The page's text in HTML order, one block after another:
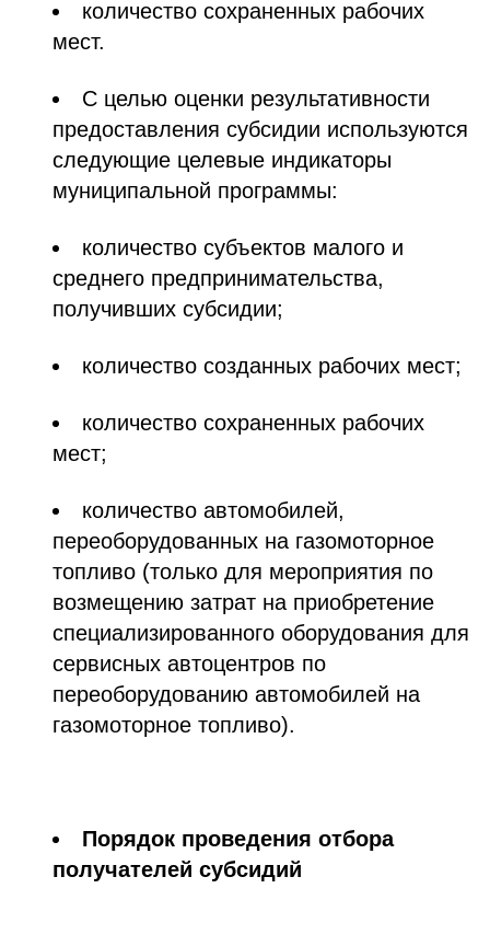
количество сохраненных рабочих
мест.
С целью оценки результативности
предоставления субсидии используются
следующие целевые индикаторы
муниципальной программы:
количество субъектов малого и
среднего предпринимательства,
получивших субсидии;
количество созданных рабочих мест;
количество сохраненных рабочих
мест;
количество автомобилей,
переоборудованных на газомоторное
топливо (только для мероприятия по
возмещению затрат на приобретение
специализированного оборудования для
сервисных автоцентров по
переоборудованию автомобилей на
газомоторное топливо).
Порядок проведения отбора
получателей субсидий